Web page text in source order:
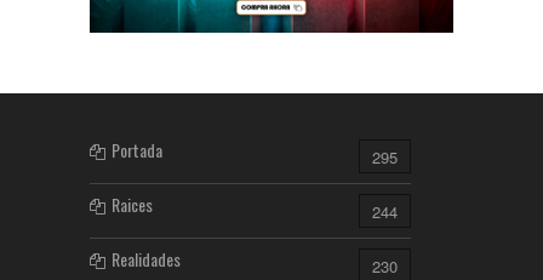
Portada 295
Raices 244
Realidades 230